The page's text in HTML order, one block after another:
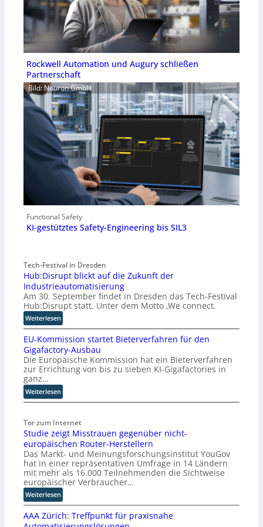
Rockwell Automation und Augury schließen
Partnerschaft
Bild: Neuron GmbH
Functional Safety
KI-gestütztes Safety-Engineering bis SIL3
Tech-Festival in Dresden
Hub:Disrupt blickt auf die Zukunft der
Industrieautomatisierung
Am 30. September findet in Dresden das Tech-Festival
Hub:Disrupt statt. Unter dem Motto ‚We connect.
Weiterlesen:
H
u
b
:
D
s
r
p
t
b
l
i
c
k
t
a
u
EU-Kommission startet Bieterverfahren für den
Gigafactory-Ausbau
Die Europäische Kommission hat ein Bieterverfahren
zur Errichtung von bis zu sieben KI-Gigafactories in
ganz…
Weiterlesen:
E
-
K
o
m
m
s
s
i
o
Tor zum Internet
Studie zeigt Misstrauen gegenüber nicht-
europäischen Router-Herstellern
Das Markt- und Meinungsforschungsinstitut YouGov
hat in einer repräsentativen Umfrage in 14 Ländern
mit mehr als 16.000 Teilnehmenden die Sichtweise
europäischer Verbraucher…
Weiterlesen:
S
t
AAA Zürich: Treffpunkt für praxisnahe